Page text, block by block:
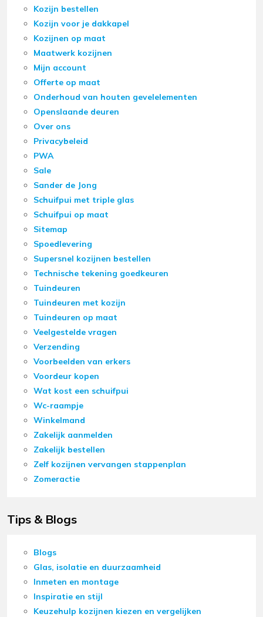
Kozijn bestellen
Kozijn voor je dakkapel
Kozijnen op maat
Maatwerk kozijnen
Mijn account
Offerte op maat
Onderhoud van houten gevelelementen
Openslaande deuren
Over ons
Privacybeleid
PWA
Sale
Sander de Jong
Schuifpui met triple glas
Schuifpui op maat
Sitemap
Spoedlevering
Supersnel kozijnen bestellen
Technische tekening goedkeuren
Tuindeuren
Tuindeuren met kozijn
Tuindeuren op maat
Veelgestelde vragen
Verzending
Voorbeelden van erkers
Voordeur kopen
Wat kost een schuifpui
Wc-raampje
Winkelmand
Zakelijk aanmelden
Zakelijk bestellen
Zelf kozijnen vervangen stappenplan
Zomeractie
Tips & Blogs
Blogs
Glas, isolatie en duurzaamheid
Inmeten en montage
Inspiratie en stijl
Keuzehulp kozijnen kiezen en vergelijken